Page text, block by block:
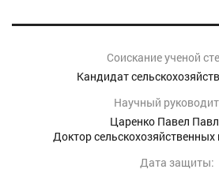
Соискание ученой
Кандидат
Научный
Царенко Павел
Доктор сельскохозяйственных
Дата защиты: